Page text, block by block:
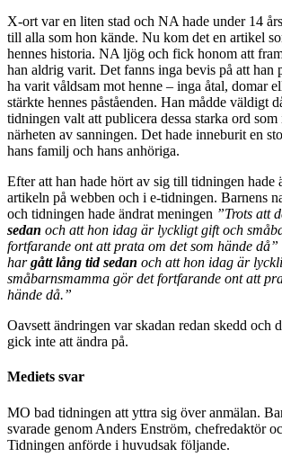
X-ort var en liten stad och NA hade under 14
till alla som hon kände. Nu kom det en artikel
hennes historia. NA ljög och fick honom att
han aldrig varit. Det fanns inga bevis på att han
ha varit våldsam mot henne – inga åtal, domar
stärkte hennes påståenden. Han mådde väldigt
tidningen valt att publicera dessa starka ord som
närheten av sanningen. Det hade inneburit en
hans familj och hans anhöriga.
Efter att han hade hört av sig till tidningen hade
artikeln på webben och i e-tidningen. Barnens
och tidningen hade ändrat meningen ”Trots att
sedan och att hon idag är lyckligt gift och
fortfarande ont att prata om det som hände då”
hargått lång tid sedan och att hon idag är
småbarnsmamma gör det fortfarande ont att
hände då.”
Oavsett ändringen var skadan redan skedd och
gick inte att ändra på.
Mediets svar
MO bad tidningen att yttra sig över anmälan.
svarade genom Anders Enström, chefredaktör
Tidningen anförde i huvudsak följande.